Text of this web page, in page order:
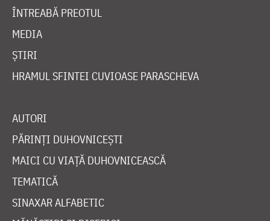
ÎNTREABĂ PREOTUL
MEDIA
ȘTIRI
HRAMUL SFINTEI CUVIOASE PARASCHEVA
AUTORI
PĂRINȚI DUHOVNICEȘTI
MAICI CU VIAȚĂ DUHOVNICEASCĂ
TEMATICĂ
SINAXAR ALFABETIC